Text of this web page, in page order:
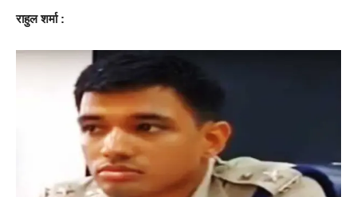
राहुल शर्मा :